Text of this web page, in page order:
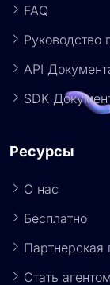
Связаться с
FAQ
Руководство
API
Ресурсы
О нас
Бесплатно
Партнерская